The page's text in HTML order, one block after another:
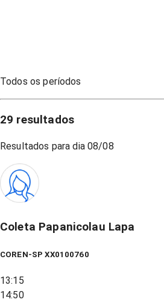
Todos os períodos
29 resultados
Resultados para dia08/08
Coleta Papanicolau Lapa
COREN-SP XX0100760
13:15
14:50